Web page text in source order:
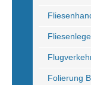
Folierung